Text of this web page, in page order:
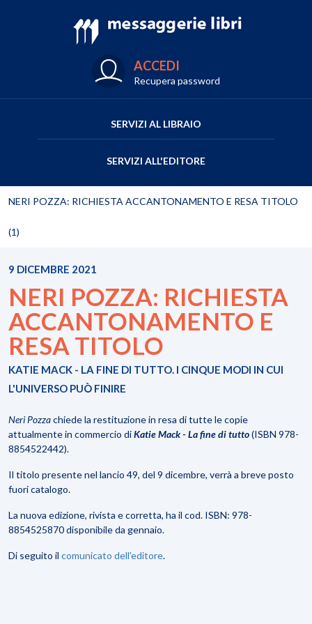
ACCEDI
Recupera password
SERVIZI AL LIBRAIO
SERVIZI ALL'EDITORE
NERI POZZA: RICHIESTA ACCANTONAMENTO E RESA TITOLO
(1)
9 DICEMBRE 2021
NERI POZZA: RICHIESTA
ACCANTONAMENTO E
RESA TITOLO
KATIE MACK - LA FINE DI TUTTO. I CINQUE MODI IN CUI
L'UNIVERSO PUÒ FINIRE
Neri Pozzachiede la restituzione in resa di tutte le copie
attualmente in commercio diKatie Mack - La fine di tutto(ISBN 978-
8854522442).
Il titolo presente nel lancio 49, del 9 dicembre, verrà a breve posto
fuori catalogo.
La nuova edizione, rivista e corretta, ha il cod. ISBN: 978-
8854525870 disponibile da gennaio.
Di seguito il comunicato dell'editore.